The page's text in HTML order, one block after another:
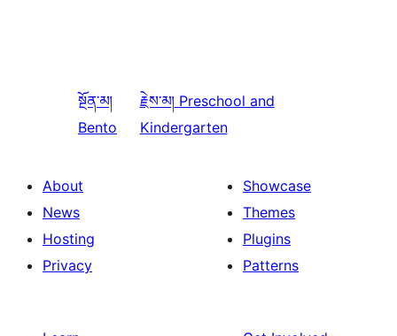
སྔོན་མ།
Bento
རྗེས་མ། Preschool and
Kindergarten
About
News
Hosting
Privacy
Showcase
Themes
Plugins
Patterns